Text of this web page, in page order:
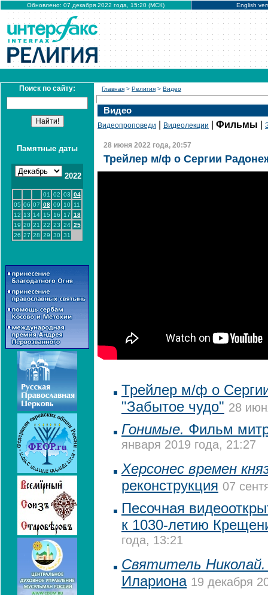
Обновлено: 07 декабря 2022 года, 15:20 (МСК) English
Поиск по сайту:
Памятные даты
2022
01 02 03 04
05 06 07 08 09 10
11
12 13 14 15 16 17 18
19 20 21 22 23 24 25
26 27 28 29 30 31
Главная > Религия > Видео
Видео
Видеопроповеди Видеолекции Фильмы
28 июня 2022 года, 20:57
Трейлер м/ф о Сергии
Трейлер м/ф о
"Забытое чудо" 28
Гонимые. Фильм
января 2019 года, 21:27
Херсонес времен
реконструкция 07
Песочная
к 1030-летию
года, 13:21
Святитель Николай.
Илариона 19 декабря